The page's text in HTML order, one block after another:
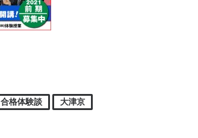
合格体験談 大津京